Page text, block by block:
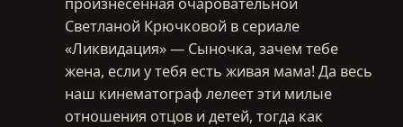
Светланой Крючковой в сериале
«Ликвидация» — Сыночка, зачем тебе
жена, если у тебя есть живая мама! Да весь
наш кинематограф лелеет эти милые
отношения отцов и детей, тогда как